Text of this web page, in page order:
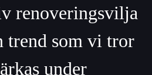
renoveringsvilja
trend som vi tror
under